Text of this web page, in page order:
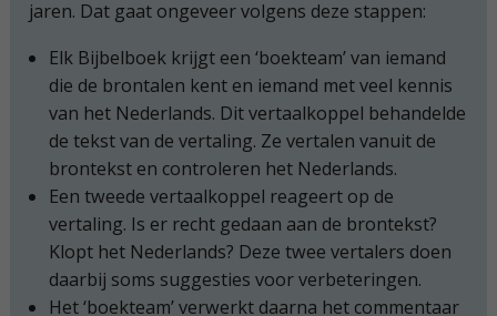
jaren. Dat gaat ongeveer volgens deze stappen:
Elk Bijbelboek krijgt een ‘boekteam’ van iemand
die de brontalen kent en iemand met veel kennis
van het Nederlands. Dit vertaalkoppel behandelde
de tekst van de vertaling. Ze vertalen vanuit de
brontekst en controleren het Nederlands.
Een tweede vertaalkoppel reageert op de
vertaling. Is er recht gedaan aan de brontekst?
Klopt het Nederlands? Deze twee vertalers doen
daarbij soms suggesties voor verbeteringen.
Het ‘boekteam’ verwerkt daarna het commentaar